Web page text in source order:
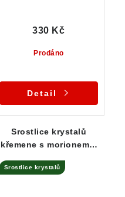
Prodáno
330 Kč
Detail
Srostlice krystalů
křemene s morionem a
Bochovice
Srostlice krystalů